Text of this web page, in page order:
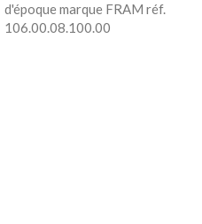
d'époque marque FRAM réf.
106.00.08.100.00